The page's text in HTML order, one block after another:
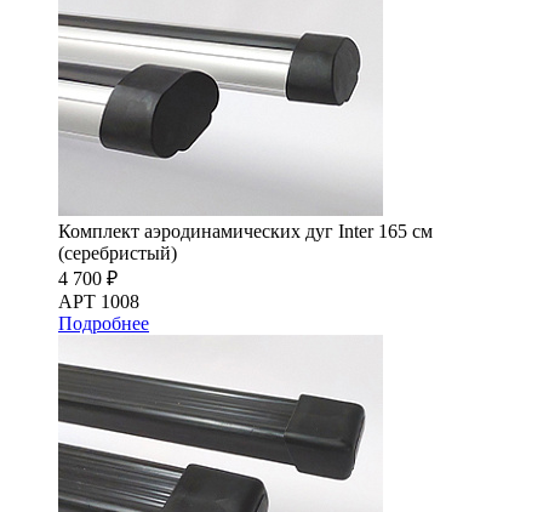
Комплект аэродинамических дуг Inter 165 см
(серебристый)
4 700 ₽
АРТ 1008
Подробнее